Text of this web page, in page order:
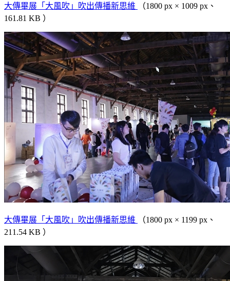
大傳畢展「大風吹」吹出傳播新思維
（1800 px × 1009 px、
161.81 KB ）
大傳畢展「大風吹」吹出傳播新思維
（1800 px × 1199 px、
211.54 KB ）